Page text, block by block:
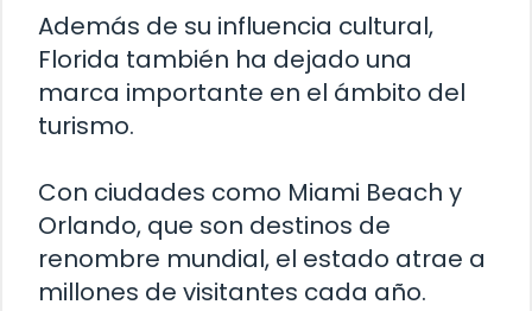
Además de su influencia cultural,
Florida también ha dejado una
marca importante en el ámbito del
turismo.
Con ciudades como Miami Beach y
Orlando, que son destinos de
renombre mundial, el estado atrae a
millones de visitantes cada año.